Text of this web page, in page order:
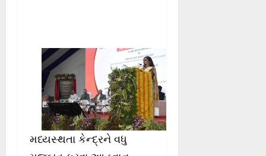
મધ્યસ્થતા કેન્દ્રને વધુ